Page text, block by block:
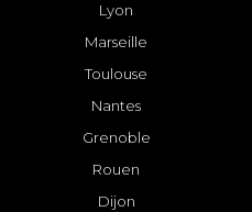
Lyon
Marseille
Toulouse
Nantes
Grenoble
Rouen
Dijon